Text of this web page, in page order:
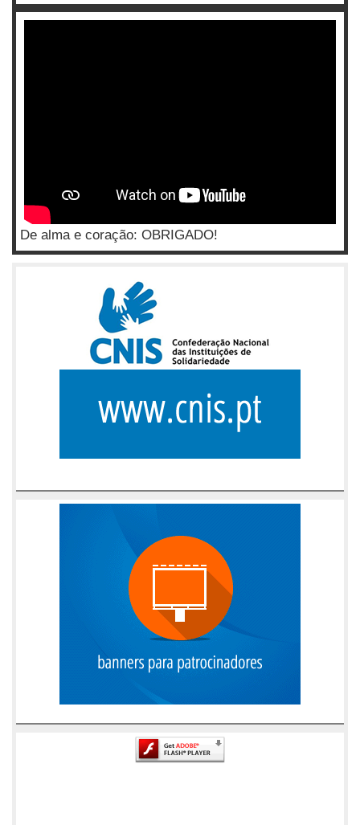
De alma e coração: OBRIGADO!